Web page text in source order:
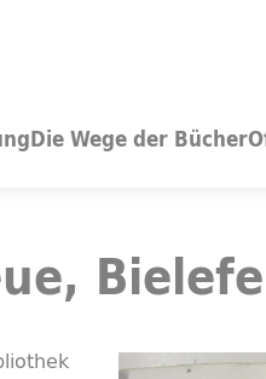
Die Wege der Bücher